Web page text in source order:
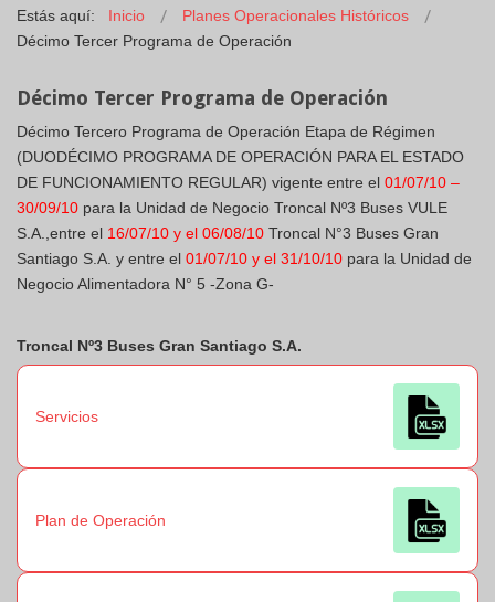
Estás aquí: Inicio
Planes Operacionales Históricos
Décimo Tercer Programa de Operación
Décimo Tercer Programa de Operación
Décimo Tercero Programa de Operación Etapa de Régimen
(DUODÉCIMO PROGRAMA DE OPERACIÓN PARA EL ESTADO
DE FUNCIONAMIENTO REGULAR) vigente entre el 01/07/10 –
30/09/10 para la Unidad de Negocio Troncal Nº3 Buses VULE
S.A.,entre el 16/07/10 y el 06/08/10 Troncal N°3 Buses Gran
Santiago S.A. y entre el 01/07/10 y el 31/10/10 para la Unidad de
Negocio Alimentadora N° 5 -Zona G-
Troncal Nº3 Buses Gran Santiago S.A.
Servicios
Plan de Operación